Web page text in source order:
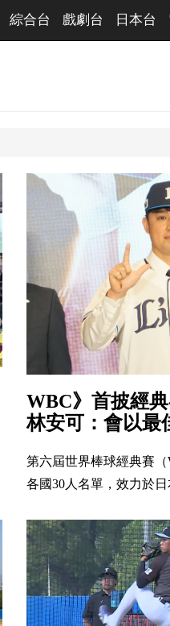
綜合台 戲劇台 日本台
WBC》首披經
林安可：會以最
第六屆世界棒球經典賽
各國30人名單，效力於日